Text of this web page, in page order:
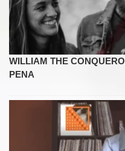
WILLIAM THE
PENA